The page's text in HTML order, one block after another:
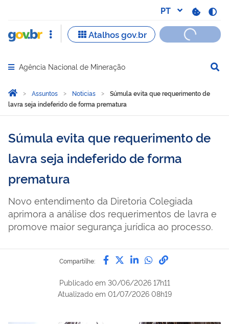
Abrir menu principal de navegação
Agência Nacional de Mineração
Você está aqui:
Página Inicial
Assuntos Noticias
Súmula evita que requerimento de
lavra seja indeferido de forma prematura
Súmula evita que requerimento de
lavra seja indeferido de forma
prematura
Novo entendimento da Diretoria Colegiada
aprimora a análise dos requerimentos de lavra e
promove maior segurança jurídica ao processo.
Compartilhe: Compartilhe por Facebook
Compartilhe por Twitter
Compartilhe por
Compartilhe
link para
Publicado em 30/06/2026 17h11
Atualizado em 01/07/2026 08h19